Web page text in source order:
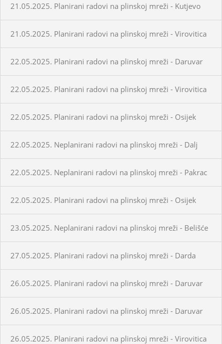
21.05.2025. Planirani radovi na plinskoj mreži - Kutjevo
21.05.2025. Planirani radovi na plinskoj mreži - Virovitica
22.05.2025. Planirani radovi na plinskoj mreži - Daruvar
22.05.2025. Planirani radovi na plinskoj mreži - Virovitica
22.05.2025. Planirani radovi na plinskoj mreži - Osijek
22.05.2025. Neplanirani radovi na plinskoj mreži - Dalj
22.05.2025. Neplanirani radovi na plinskoj mreži - Pakrac
22.05.2025. Planirani radovi na plinskoj mreži - Osijek
23.05.2025. Neplanirani radovi na plinskoj mreži - Belišće
27.05.2025. Planirani radovi na plinskoj mreži - Darda
26.05.2025. Planirani radovi na plinskoj mreži - Daruvar
26.05.2025. Planirani radovi na plinskoj mreži - Daruvar
26.05.2025. Planirani radovi na plinskoj mreži - Virovitica